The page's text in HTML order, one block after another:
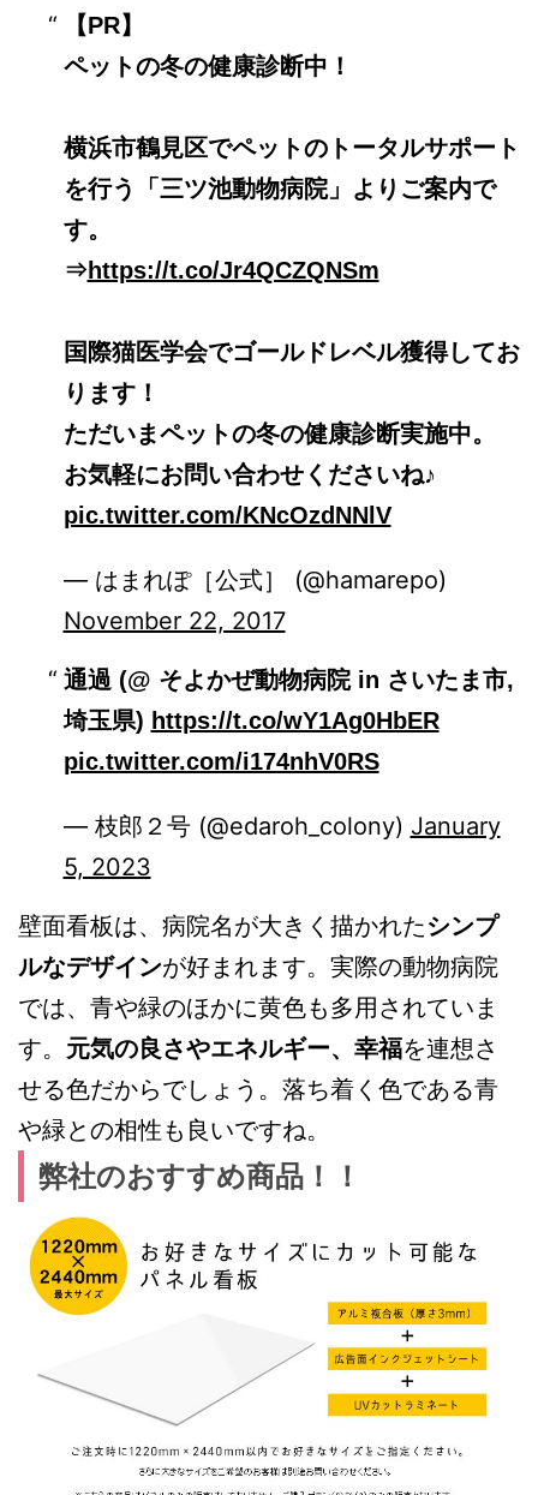
【PR】
ペットの冬の健康診断中！
横浜市鶴見区でペットのトータルサポート
を行う「三ツ池動物病院」よりご案内で
す。
⇒ https://t.co/Jr4QCZQNSm
国際猫医学会でゴールドレベル獲得してお
ります！
ただいまペットの冬の健康診断実施中。
お気軽にお問い合わせくださいね♪
pic.twitter.com/KNcOzdNNlV
— はまれぽ［公式］ (@hamarepo)
November 22, 2017
通過 (@ そよかぜ動物病院 in さいたま市,
埼玉県) https://t.co/wY1Ag0HbER
pic.twitter.com/i174nhV0RS
— 枝郎２号 (@edaroh_colony) January
5, 2023
壁面看板は、病院名が大きく描かれたシンプ
ルなデザインが好まれます。実際の動物病院
では、青や緑のほかに黄色も多用されていま
す。 元気の良さやエネルギー、幸福を連想さ
せる色だからでしょう。落ち着く色である青
や緑との相性も良いですね。
弊社のおすすめ商品！！